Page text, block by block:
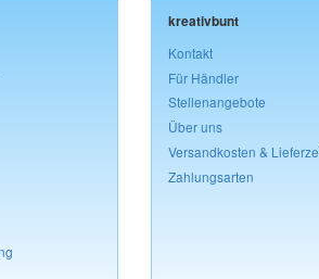
kreativbunt
Kontakt
Für Händler
Stellenangebote
Über uns
Versandkosten &
Zahlungsarten